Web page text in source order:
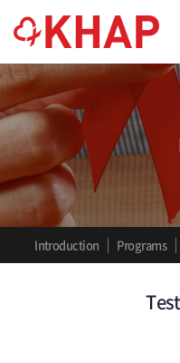
Introduction Programs